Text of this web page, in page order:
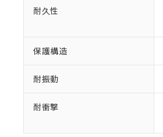
耐久性
保護構造
耐振動
耐衝撃